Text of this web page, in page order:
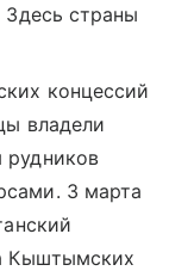
Здесь страны
концессий
владели
рудников
3 марта
Кыштымских